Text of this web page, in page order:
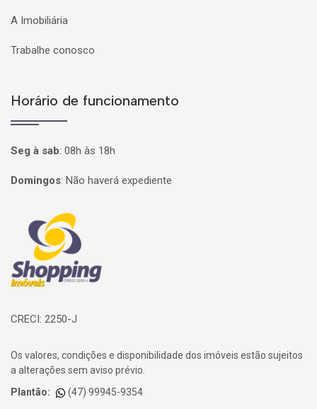
A Imobiliária
Trabalhe conosco
Horário de funcionamento
Seg à sab: 08h às 18h
Domingos: Não haverá expediente
Página inicial
CRECI: 2250-J
Os valores, condições e disponibilidade dos imóveis estão sujeitos
a alterações sem aviso prévio.
Plantão:
(47) 99945-9354